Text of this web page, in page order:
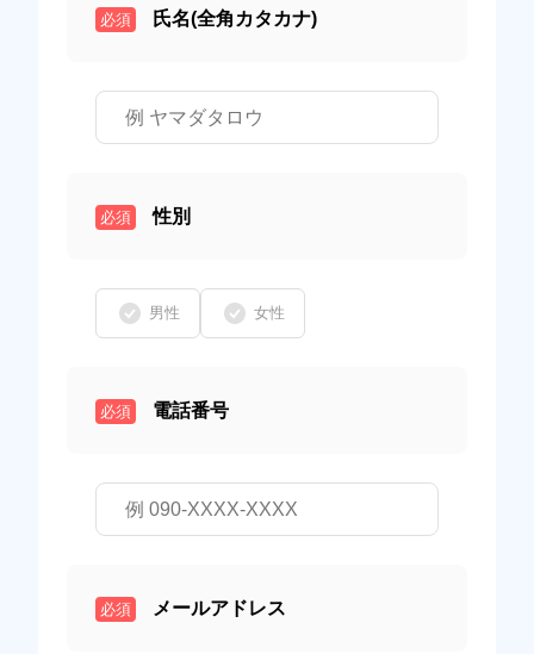
必須 氏名(全角カタカナ)
必須 性別
男性 女性
必須 電話番号
必須 メールアドレス